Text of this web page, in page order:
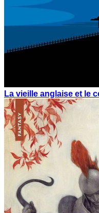
La vieille anglaise et le